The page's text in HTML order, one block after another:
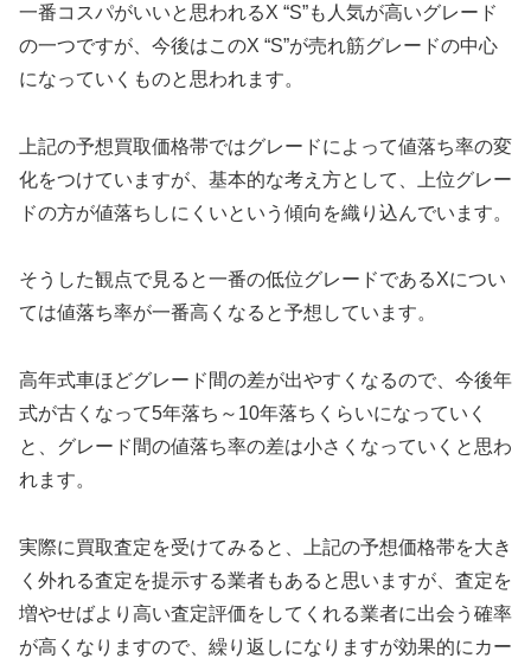
一番コスパがいいと思われるX “S”も人気が高いグレード
の一つですが、今後はこのX “S”が売れ筋グレードの中心
になっていくものと思われます。
上記の予想買取価格帯ではグレードによって値落ち率の変
化をつけていますが、基本的な考え方として、上位グレー
ドの方が値落ちしにくいという傾向を織り込んでいます。
そうした観点で見ると一番の低位グレードであるXについ
ては値落ち率が一番高くなると予想しています。
高年式車ほどグレード間の差が出やすくなるので、今後年
式が古くなって5年落ち～10年落ちくらいになっていく
と、グレード間の値落ち率の差は小さくなっていくと思わ
れます。
実際に買取査定を受けてみると、上記の予想価格帯を大き
く外れる査定を提示する業者もあると思いますが、査定を
増やせばより高い査定評価をしてくれる業者に出会う確率
が高くなりますので、繰り返しになりますが効果的にカー